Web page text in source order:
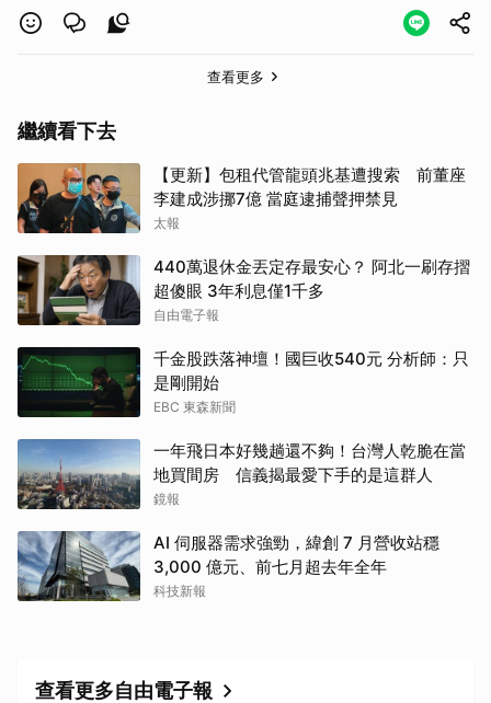
查看更多
繼續看下去
【更新】包租代管龍頭兆基遭搜索 前董座
李建成涉挪7億 當庭逮捕聲押禁見
太報
440萬退休金丟定存最安心？ 阿北一刷存摺
超傻眼 3年利息僅1千多
自由電子報
千金股跌落神壇！國巨收540元 分析師：只
是剛開始
EBC 東森新聞
一年飛日本好幾趟還不夠！台灣人乾脆在當
地買間房 信義揭最愛下手的是這群人
鏡報
AI 伺服器需求強勁，緯創 7 月營收站穩
3,000 億元、前七月超去年全年
科技新報
查看更多自由電子報
取消